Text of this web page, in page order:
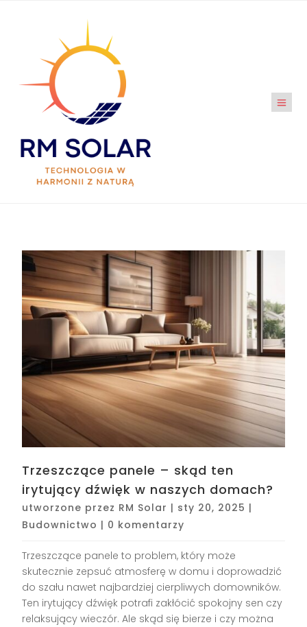
Trzeszczące panele – skąd ten
irytujący dźwięk w naszych domach?
utworzone przez RM Solar | sty 20, 2025 |
Budownictwo | 0 komentarzy
Trzeszczące panele to problem, który może
skutecznie zepsuć atmosferę w domu i doprowadzić
do szału nawet najbardziej cierpliwych domowników.
Ten irytujący dźwięk potrafi zakłócić spokojny sen czy
relaksujący wieczór. Ale skąd się bierze i czy można